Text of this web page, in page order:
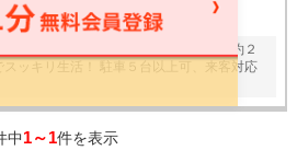
な使い方ができる明るい広々リビング約２
スッキリ生活！ 駐車５台以上可、来客対応
中1～1件を表示